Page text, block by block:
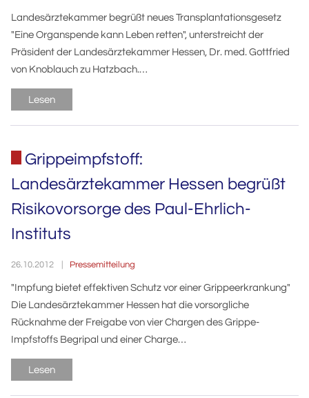
Landesärztekammer begrüßt neues Transplantationsgesetz
"Eine Organspende kann Leben retten", unterstreicht der
Präsident der Landesärztekammer Hessen, Dr. med. Gottfried
von Knoblauch zu Hatzbach.…
Lesen
Grippeimpfstoff:
Landesärztekammer Hessen begrüßt
Risikovorsorge des Paul-Ehrlich-
Instituts
26.10.2012 Pressemitteilung
"Impfung bietet effektiven Schutz vor einer Grippeerkrankung"
Die Landesärztekammer Hessen hat die vorsorgliche
Rücknahme der Freigabe von vier Chargen des Grippe-
Impfstoffs Begripal und einer Charge…
Lesen